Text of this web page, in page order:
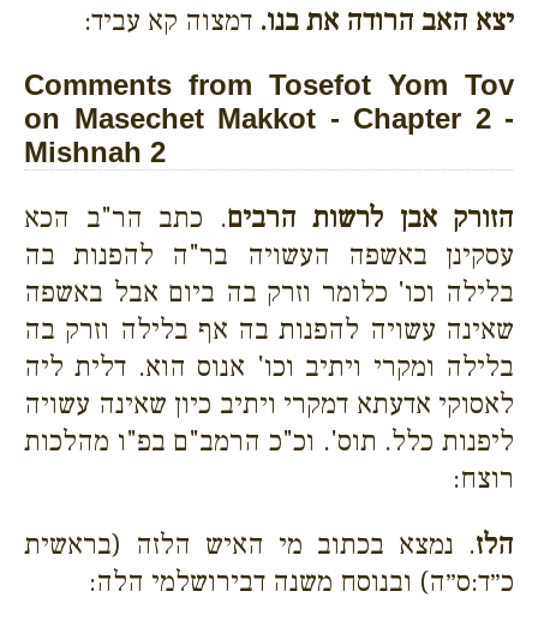
יצא האב הרודה את בנו. דמצוה קא עביד:
Comments from Tosefot Yom Tov
on Masechet Makkot - Chapter 2 -
Mishnah 2
הזורק אבן לרשות הרבים. כתב הר"ב הכא
עסקינן באשפה העשויה בר"ה להפנות בה
בלילה וכו' כלומר וזרק בה ביום אבל באשפה
שאינה עשויה להפנות בה אף בלילה וזרק בה
בלילה ומקרי ויתיב וכו' אנוס הוא. דלית ליה
לאסוקי אדעתא דמקרי ויתיב כיון שאינה עשויה
ליפנות כלל. תוס'. וכ"כ הרמב"ם בפ"ו מהלכות
רוצח:
הלז. נמצא בכתוב מי האיש הלזה (בראשית
כ״ד:ס״ה) ובנוסח משנה דבירושלמי הלה: